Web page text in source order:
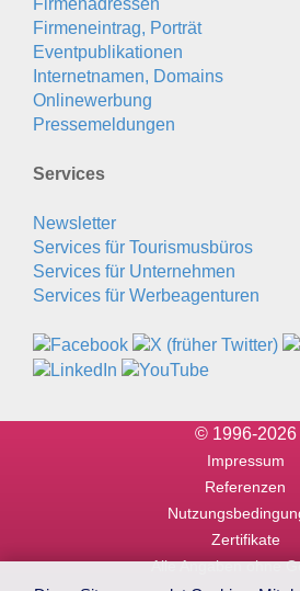
Firmenadressen
Firmeneintrag, Porträt
Eventpublikationen
Internetnamen, Domains
Onlinewerbung
Pressemeldungen
Services
Newsletter
Services für Tourismusbüros
Services für Unternehmen
Services für Werbeagenturen
© 1996-2026
Impressum
Referenzen
Zertifikate
Alle Angaben ohne